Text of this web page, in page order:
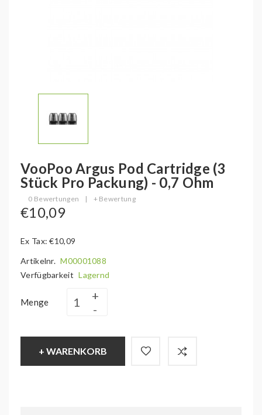
VooPoo Argus Pod Cartridge (3
Stück Pro Packung) - 0,7 Ohm
0 Bewertungen | + Bewertung
€10,09
Ex Tax: €10,09
Artikelnr. M00001088
Verfügbarkeit Lagernd
Menge
+ WARENKORB